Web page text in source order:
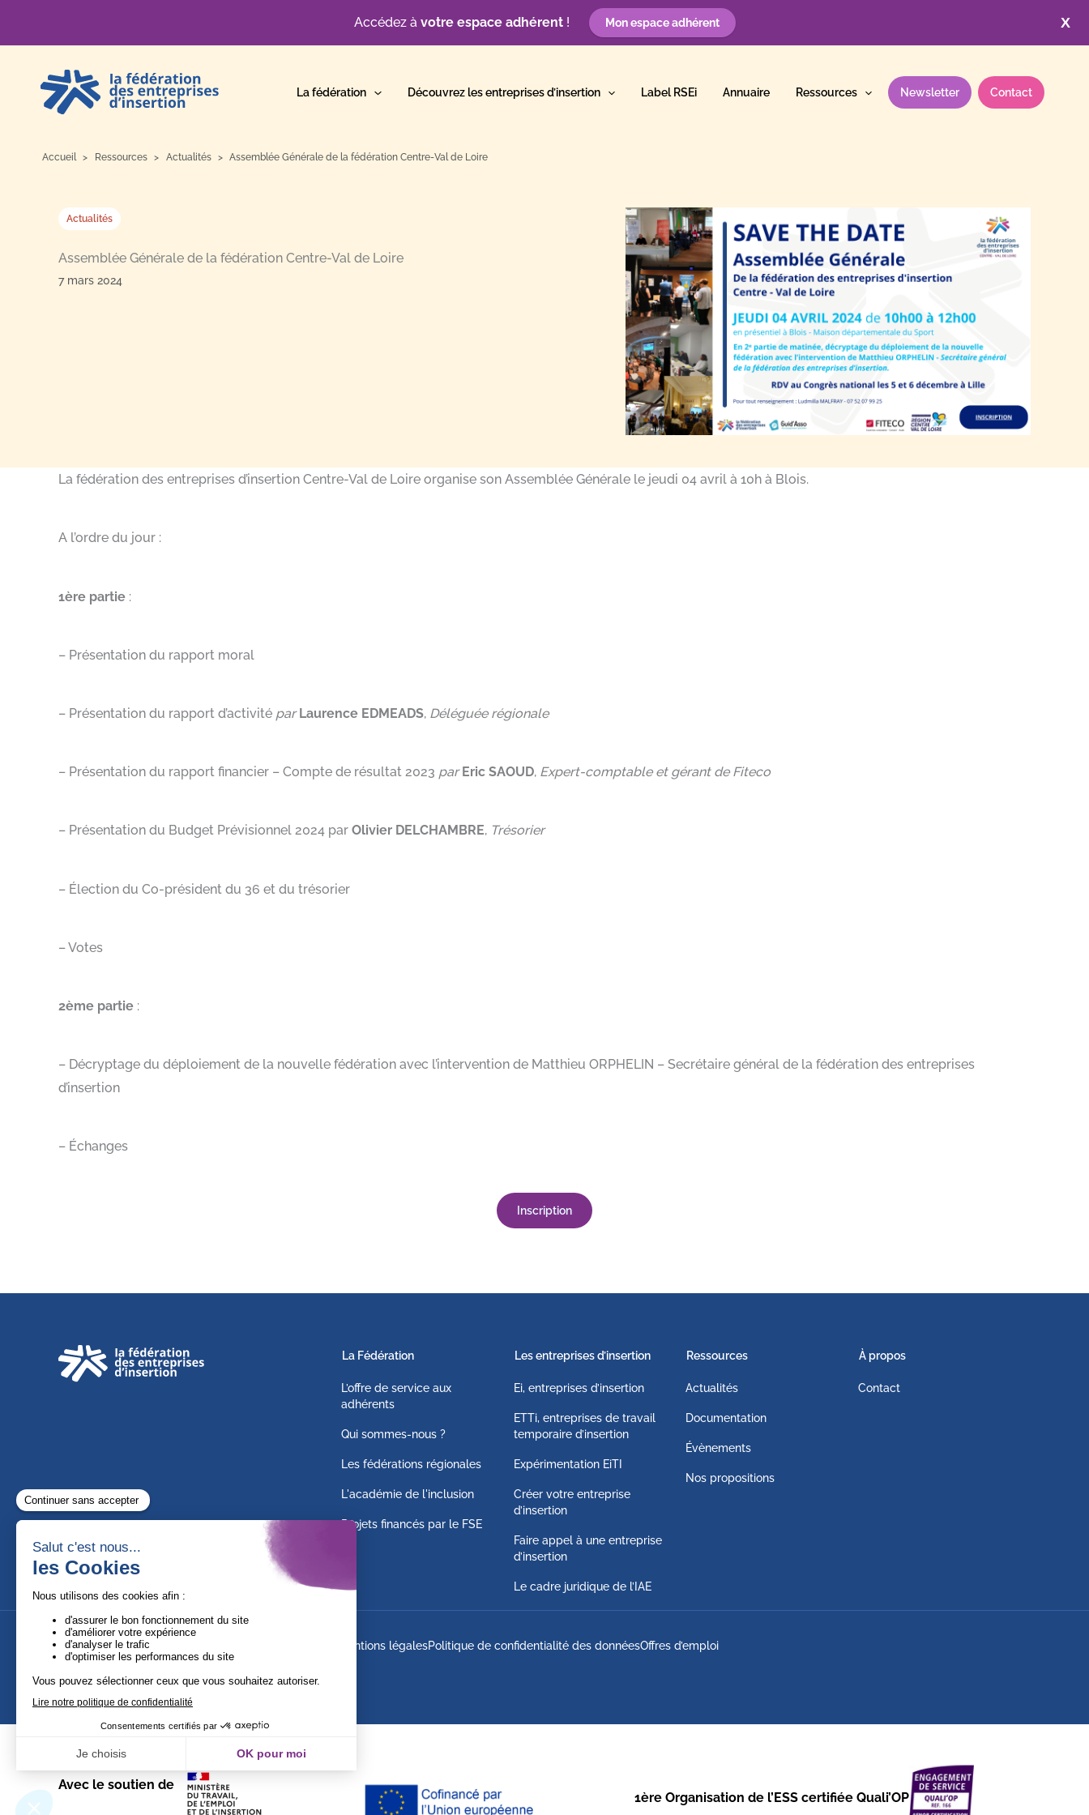
X
Accédez à votre espace adhérent! Mon espace adhérent
contenu
La fédération Découvrez les entreprises d’insertion Label RSEi Annuaire Ressources Newsletter Contact
Accueil Ressources Actualités Assemblée Générale de la fédération Centre-Val de Loire
Actualités
Assemblée Générale de la fédération Centre-Val de Loire
7 mars 2024
La fédération des entreprises d’insertion Centre-Val de Loire organise son Assemblée Générale le jeudi 04 avril à 10h à Blois.
A l’ordre du jour :
1ère partie :
– Présentation du rapport moral
– Présentation du rapport d’activité parLaurence EDMEADS, Déléguée régionale
– Présentation du rapport financier – Compte de résultat 2023 par Eric SAOUD, Expert-comptable et gérant de Fiteco
– Présentation du Budget Prévisionnel 2024 par Olivier DELCHAMBRE, Trésorier
– Élection du Co-président du 36 et du trésorier
– Votes
2ème partie :
– Décryptage du déploiement de la nouvelle fédération avec l’intervention de Matthieu ORPHELIN – Secrétaire général de la fédération des entreprises
d’insertion
– Échanges
Inscription
La Fédération
L’offre de service aux
adhérents
Qui sommes-nous ?
Les fédérations régionales
L'académie de l'inclusion
Projets financés par le FSE
Les entreprises d’insertion
Ei, entreprises d’insertion
ETTi, entreprises de travail
temporaire d’insertion
Expérimentation EiTI
Créer votre entreprise
d’insertion
Faire appel à une entreprise
d’insertion
Le cadre juridique de l’IAE
Ressources
Actualités
Documentation
Évènements
Nos propositions
À propos
Contact
Suivez-nous ! Mentions légalesPolitique de confidentialité des donnéesOffres d’emploi
Avec le soutien de
1ère Organisation de l’ESS certifiée Quali’OP